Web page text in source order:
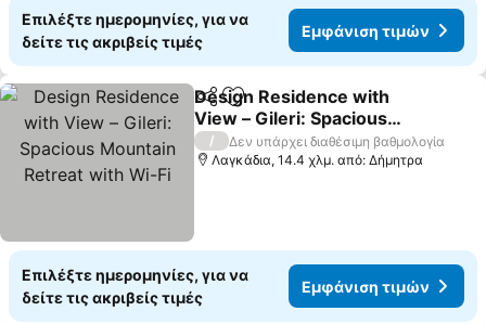
Επιλέξτε ημερομηνίες, για να
δείτε τις ακριβείς τιμές
Εμφάνιση τιμών
Κοινοποίηση
Προσθήκη στα αγαπημένα
Design Residence with
View – Gileri: Spacious
Mountain Retreat with
Wi-Fi
Εμφάνιση τιμών
/
Δεν υπάρχει διαθέσιμη βαθμολογία
Λαγκάδια, 14.4 χλμ. από: Δήμητρα
Επιλέξτε ημερομηνίες, για να
δείτε τις ακριβείς τιμές
Εμφάνιση τιμών